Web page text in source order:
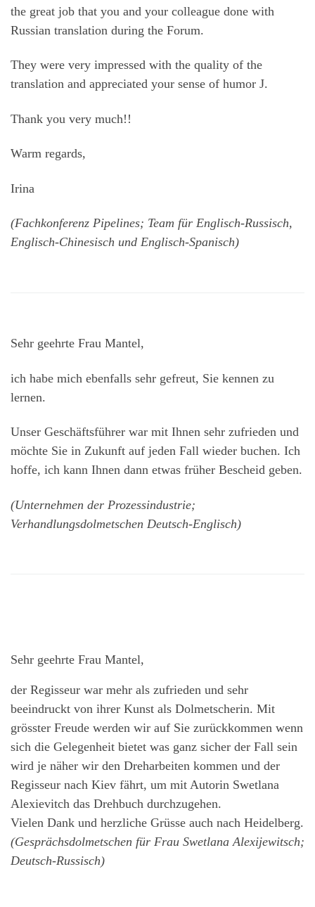
the great job that you and your colleague done with
Russian translation during the Forum.
They were very impressed with the quality of the
translation and appreciated your sense of humor J.
Thank you very much!!
Warm regards,
Irina
(Fachkonferenz Pipelines; Team für Englisch-Russisch,
Englisch-Chinesisch und Englisch-Spanisch)
Sehr geehrte Frau Mantel,
ich habe mich ebenfalls sehr gefreut, Sie kennen zu
lernen.
Unser Geschäftsführer war mit Ihnen sehr zufrieden und
möchte Sie in Zukunft auf jeden Fall wieder buchen. Ich
hoffe, ich kann Ihnen dann etwas früher Bescheid geben.
(Unternehmen der Prozessindustrie;
Verhandlungsdolmetschen Deutsch-Englisch)
Sehr geehrte Frau Mantel,
der Regisseur war mehr als zufrieden und sehr
beeindruckt von ihrer Kunst als Dolmetscherin. Mit
grösster Freude werden wir auf Sie zurückkommen wenn
sich die Gelegenheit bietet was ganz sicher der Fall sein
wird je näher wir den Dreharbeiten kommen und der
Regisseur nach Kiev fährt, um mit Autorin Swetlana
Alexievitch das Drehbuch durchzugehen.
Vielen Dank und herzliche Grüsse auch nach Heidelberg.
(Gesprächsdolmetschen für Frau Swetlana Alexijewitsch;
Deutsch-Russisch)